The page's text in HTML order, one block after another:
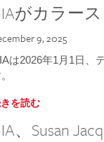
がカラー
9, 2025
は2026年1月1日、
を読む
、Susan